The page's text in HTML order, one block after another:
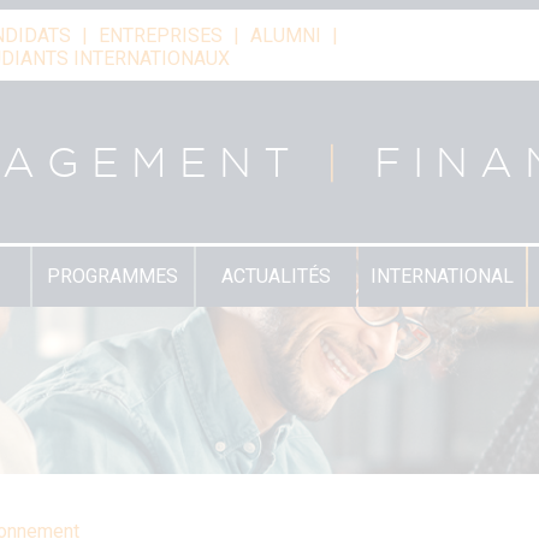
ENTREPRISES
ALUMNI
INTERNATIONAUX
PROGRAMMES ACTUALITÉS INTERNATIONAL